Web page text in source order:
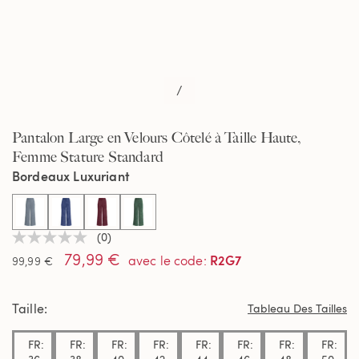
/
Pantalon Large en Velours Côtelé à Taille Haute,
Femme Stature Standard
Aucune
valeur
de
sur
même
page.
(0)
99,99 €
79,99 € avec le code: R2G7
Bordeaux Luxuriant
selected
Taille Tableau Des Tailles
FR:
FR:
FR:
FR:
FR:
FR:
FR:
FR: